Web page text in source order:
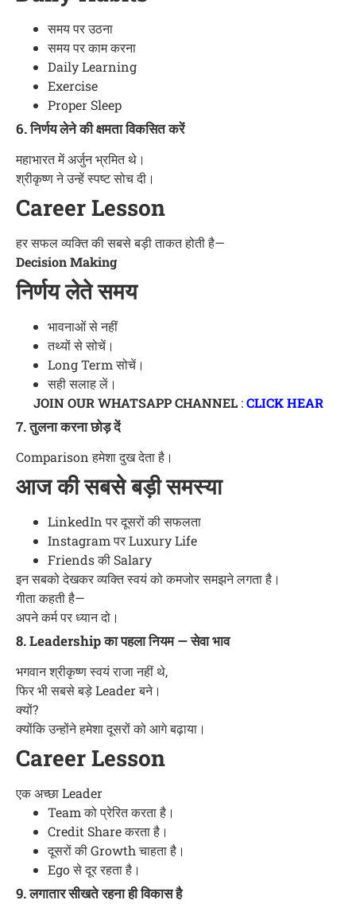
समय पर उठना
समय पर काम करना
Daily Learning
Exercise
Proper Sleep
6. निर्णय लेने की क्षमता विकसित करें
महाभारत में अर्जुन भ्रमित थे।
श्रीकृष्ण ने उन्हें स्पष्ट सोच दी।
Career Lesson
हर सफल व्यक्ति की सबसे बड़ी ताकत होती है—
Decision Making
निर्णय लेते समय
भावनाओं से नहीं
तथ्यों से सोचें।
Long Term सोचें।
सही सलाह लें।
JOIN OUR WHATSAPP CHANNEL:CLICK HEAR
7. तुलना करना छोड़ दें
Comparison हमेशा दुख देता है।
आज की सबसे बड़ी समस्या
LinkedIn पर दूसरों की सफलता
Instagram पर Luxury Life
Friends की Salary
इन सबको देखकर व्यक्ति स्वयं को कमजोर समझने लगता है।
गीता कहती है—
अपने कर्म पर ध्यान दो।
8. Leadership का पहला नियम — सेवा भाव
भगवान श्रीकृष्ण स्वयं राजा नहीं थे,
फिर भी सबसे बड़े Leader बने।
क्यों?
क्योंकि उन्होंने हमेशा दूसरों को आगे बढ़ाया।
Career Lesson
एक अच्छा Leader
Team को प्रेरित करता है।
Credit Share करता है।
दूसरों की Growth चाहता है।
Ego से दूर रहता है।
9. लगातार सीखते रहना ही विकास है